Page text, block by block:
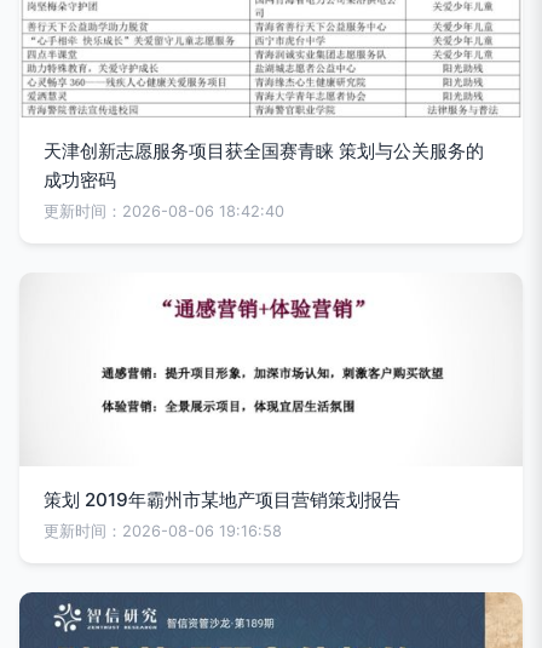
天津创新志愿服务项目获全国赛青睐 策划与公关服务的
成功密码
更新时间：2026-08-06 18:42:40
策划 2019年霸州市某地产项目营销策划报告
更新时间：2026-08-06 19:16:58